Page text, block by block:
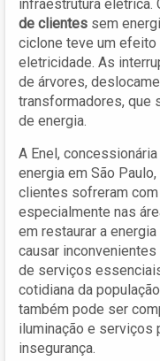
infraestrutura elétrica.
de clientes sem
ciclone teve um
eletricidade. As
de árvores,
transformadores, que
de energia.
A Enel,
energia em São
clientes sofreram
especialmente nas
em restaurar a
causar
de serviços
cotidiana da
também pode ser
iluminação e serviços
insegurança.